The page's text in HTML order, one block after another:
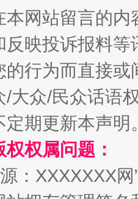
工作
本网站留言的内
反映投诉报料
的行为而直接
/大众/民众话语
定期更新本声明
权属问题：
：XXXXXXX